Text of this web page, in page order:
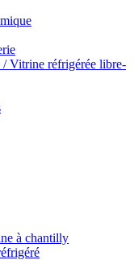
Vitrine réfrigérée libre-
à chantilly